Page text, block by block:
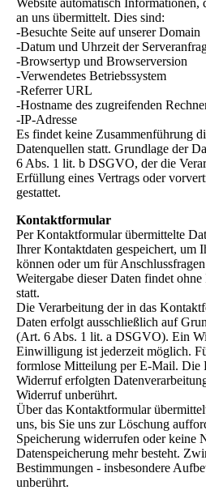
an uns übermittelt. Dies sind:
-Besuchte Seite auf unserer Domain
-Datum und Uhrzeit der
-Browsertyp und Browserversion
-Verwendetes Betriebssystem
-Referrer URL
-Hostname des zugreifenden
-IP-Adresse
Es findet keine Zusammenführung
Datenquellen statt. Grundlage der
6 Abs. 1 lit. b DSGVO, der die
Erfüllung eines Vertrags oder
gestattet.
Kontaktformular
Per Kontaktformular übermittelte
Ihrer Kontaktdaten gespeichert, um
können oder um für
Weitergabe dieser Daten findet
statt.
Die Verarbeitung der in das
Daten erfolgt ausschließlich auf
(Art. 6 Abs. 1 lit. a DSGVO). Ein
Einwilligung ist jederzeit möglich.
formlose Mitteilung per E-Mail. Die
Widerruf erfolgten
Widerruf unberührt.
Über das Kontaktformular
uns, bis Sie uns zur Löschung
Speicherung widerrufen oder keine
Datenspeicherung mehr besteht.
Bestimmungen - insbesondere
unberührt.